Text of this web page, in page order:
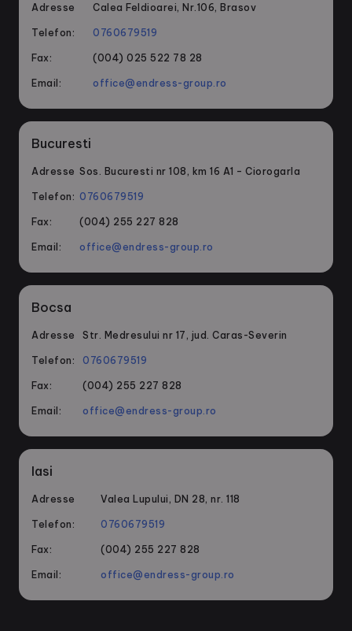
Adresse Calea Feldioarei, Nr.106, Brasov
Telefon: 0760679519
Fax: (004) 025 522 78 28
Email: office@endress-group.ro
Bucuresti
Adresse Sos. Bucuresti nr 108, km 16 A1 – Ciorogarla
Telefon: 0760679519
Fax: (004) 255 227 828
Email: office@endress-group.ro
Bocsa
Adresse Str. Medresului nr 17, jud. Caras-Severin
Telefon: 0760679519
Fax: (004) 255 227 828
Email: office@endress-group.ro
Iasi
Adresse Valea Lupului, DN 28, nr. 118
Telefon: 0760679519
Fax: (004) 255 227 828
Email: office@endress-group.ro